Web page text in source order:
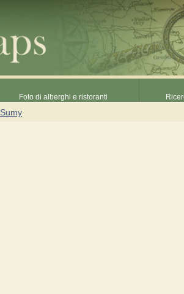
Foto di alberghi e ristoranti
Sumy